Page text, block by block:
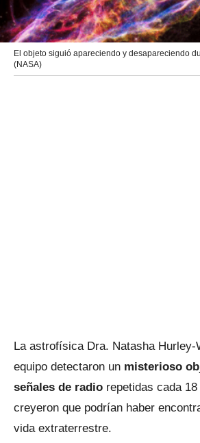
El objeto siguió apareciendo y desapareciendo
(NASA)
La astrofísica Dra. Natasha Hurley-
equipo detectaron un misterioso
señales de radio repetidas cada
creyeron que podrían haber
vida extraterrestre.